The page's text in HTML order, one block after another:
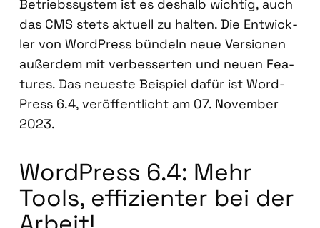
Betriebs­sys­tem ist es des­halb wich­tig, auch
das CMS stets aktu­ell zu hal­ten. Die Ent­wick­
ler von Word­Press bün­deln neue Ver­sio­nen
außer­dem mit ver­bes­ser­ten und neu­en Fea­
tures. Das neu­es­te Bei­spiel dafür ist Word­
Press 6.4, ver­öf­fent­licht am 07. Novem­ber
2023.
Word­Press 6.4: Mehr
Tools, effi­zi­en­ter bei der